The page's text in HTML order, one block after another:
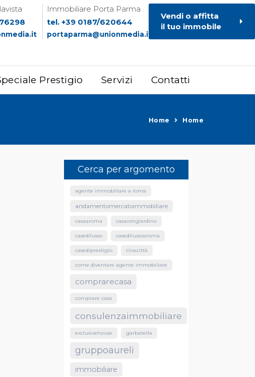
Immobiliare Porta Parma
tel. +39 0187/620644
portaparma@unionmedia.it
Vendi o affitta
il tuo immobile
Prestigio Servizi Contatti
Home Home
Cerca per argomento
agente immobiliare a roma
andamentomercatoimmobiliare
casaaroma casacongiardino
casedilusso casedilussoaroma
casediprestigio cinecittà
come diventare agente immobiliare
comprarecasa
comprare casa
consulenzaimmobiliare
exclusivehouse garbatella
gruppoaureli
immobiliare